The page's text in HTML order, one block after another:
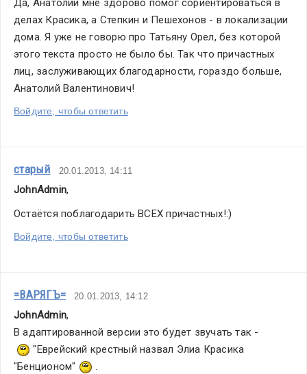
Да, Анатолий мне здорово помог сориентироваться в
делах Красика, а Степкин и Пешехонов - в локализации
дома. Я уже не говорю про Татьяну Орел, без которой
этого текста просто не было бы. Так что причастных
лиц, заслуживающих благодарности, гораздо больше,
Анатолий Валентинович!
Войдите, чтобы ответить
старый 20.01.2013, 14:11
JohnAdmin,
Остаётся поблагодарить ВСЕХ причастных!:)
Войдите, чтобы ответить
=ВАРЯГЪ= 20.01.2013, 14:12
JohnAdmin,
В адаптированной версии это будет звучать так -
"Еврейский крестный назвал Элиа Красика
"Бенционом"
.